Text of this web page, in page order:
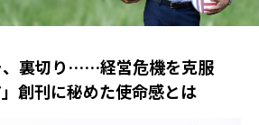
、裏切り……経営危機を克服
」創刊に秘めた使命感とは